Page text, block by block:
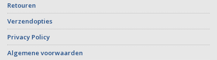
Retouren
Verzendopties
Privacy Policy
Algemene voorwaarden